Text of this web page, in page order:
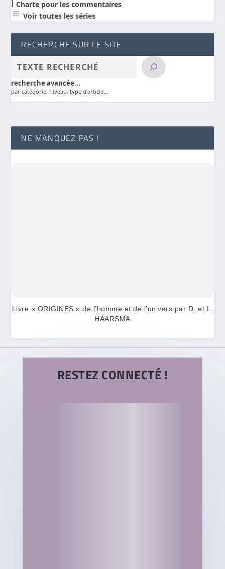
l Charte pour les commentaires
a Voir toutes les séries
RECHERCHE SUR LE SITE
recherche avancée...
par catégorie, niveau, type d'article...
NE MANQUEZ PAS !
Livre « ORIGINES » de l’homme et de l’univers par D. et L.
HAARSMA
RESTEZ CONNECTÉ !